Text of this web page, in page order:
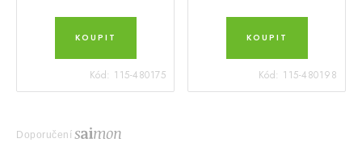
Kód: 115-480175 Kód: 115-480198
Doporučení